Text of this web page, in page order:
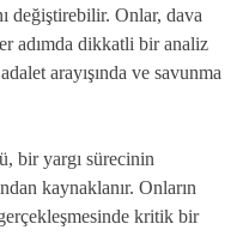
değiştirebilir. Onlar, dava
adımda dikkatli bir analiz
arayışında ve savunma
bir yargı sürecinin
kaynaklanır. Onların
kritik bir